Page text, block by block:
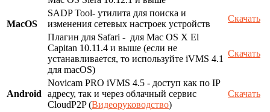
MacOS
SADP Tool- утилита для поиска и
изменения сетевых настроек устройств
Скачать
Плагин для Safari - для Mac OS X El
Capitan 10.11.4 и выше (если не
устанавливается, то используйте iVMS 4.1
для macOS)
Скачать
Android
Novicam PRO iVMS 4.5 - доступ как по IP
адресу, так и через облачный сервис
CloudP2P (Видеоруководство)
Скачать